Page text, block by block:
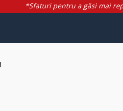
*Sfaturi pentru a găsi mai